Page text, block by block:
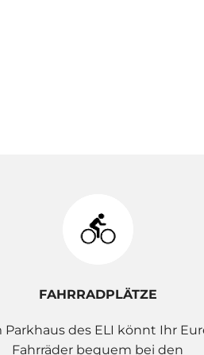
FAHRRADPLÄTZE
Parkhaus des ELI könnt Ihr
Fahrräder bequem bei den